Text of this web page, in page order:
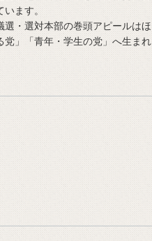
ます。
・選対本部の巻頭アピールはほ
」「青年・学生の党」へ生まれ